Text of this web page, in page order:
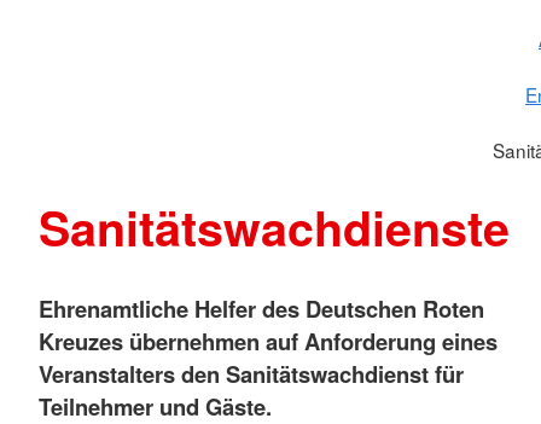
Sanitätswachdienste
Ehrenamtliche Helfer des Deutschen Roten
Kreuzes übernehmen auf Anforderung eines
Veranstalters den Sanitätswachdienst für
Teilnehmer und Gäste.